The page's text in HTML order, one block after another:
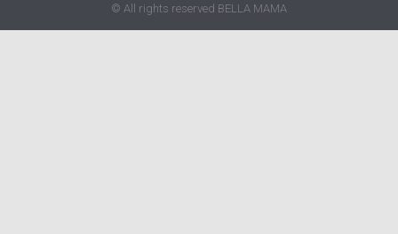
© All rights reserved BELLA MAMA